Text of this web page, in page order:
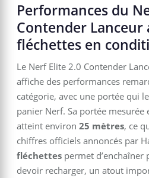
Performances du
Contender Lanceur
fléchettes en
Le Nerf Elite 2.0 Contender
affiche des performances
catégorie, avec une portée qui
panier Nerf. Sa portée
atteint environ 25 mètres, ce
chiffres officiels annoncés par
fléchettes permet
devoir recharger, un atout